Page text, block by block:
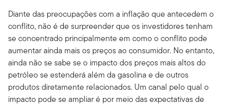
Diante das preocupações com a inflação que antecedem o
conflito, não é de surpreender que os investidores tenham
se concentrado principalmente em como o conflito pode
aumentar ainda mais os preços ao consumidor. No entanto,
ainda não se sabe se o impacto dos preços mais altos do
petróleo se estenderá além da gasolina e de outros
produtos diretamente relacionados. Um canal pelo qual o
impacto pode se ampliar é por meio das expectativas de